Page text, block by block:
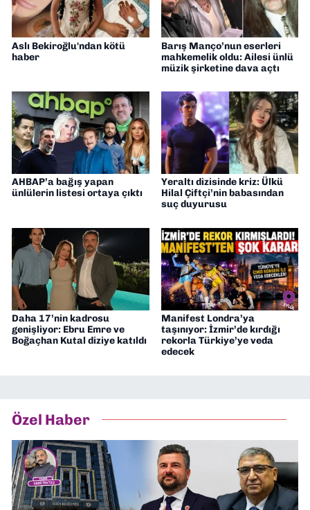
Aslı Bekiroğlu'ndan kötü
haber
Barış Manço’nun eserleri
mahkemelik oldu: Ailesi ünlü
müzik şirketine dava açtı
AHBAP’a bağış yapan
ünlülerin listesi ortaya çıktı
Yeraltı dizisinde kriz: Ülkü
Hilal Çiftçi’nin babasından
suç duyurusu
Daha 17’nin kadrosu
genişliyor: Ebru Emre ve
Boğaçhan Kutal diziye katıldı
Manifest Londra’ya
taşınıyor: İzmir’de kırdığı
rekorla Türkiye’ye veda
edecek
Özel Haber